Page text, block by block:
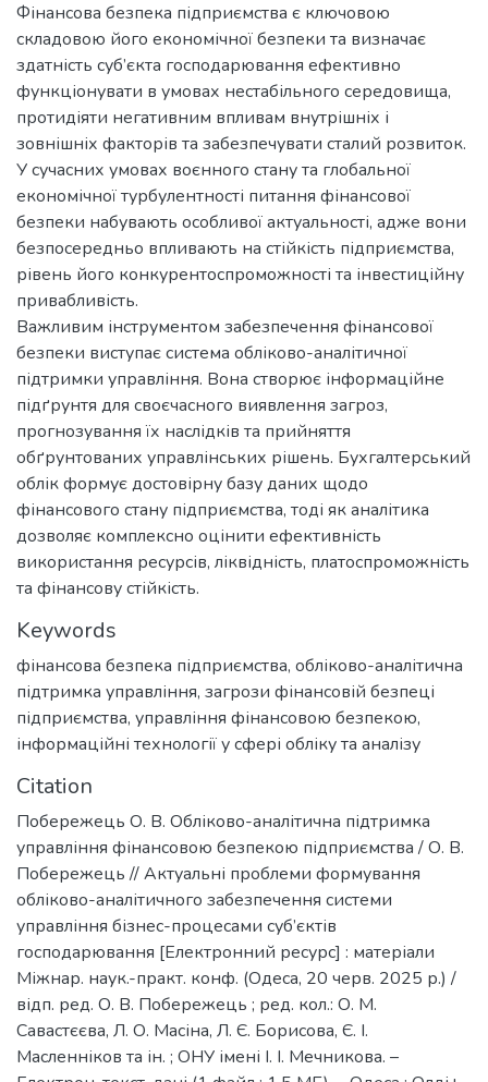
Фінансова безпека підприємства є ключовою
складовою його економічної безпеки та визначає
здатність суб’єкта господарювання ефективно
функціонувати в умовах нестабільного середовища,
протидіяти негативним впливам внутрішніх і
зовнішніх факторів та забезпечувати сталий розвиток.
У сучасних умовах воєнного стану та глобальної
економічної турбулентності питання фінансової
безпеки набувають особливої актуальності, адже вони
безпосередньо впливають на стійкість підприємства,
рівень його конкурентоспроможності та інвестиційну
привабливість.
Важливим інструментом забезпечення фінансової
безпеки виступає система обліково-аналітичної
підтримки управління. Вона створює інформаційне
підґрунтя для своєчасного виявлення загроз,
прогнозування їх наслідків та прийняття
обґрунтованих управлінських рішень. Бухгалтерський
облік формує достовірну базу даних щодо
фінансового стану підприємства, тоді як аналітика
дозволяє комплексно оцінити ефективність
використання ресурсів, ліквідність, платоспроможність
та фінансову стійкість.
Keywords
фінансова безпека підприємства, обліково-аналітична
підтримка управління, загрози фінансовій безпеці
підприємства, управління фінансовою безпекою,
інформаційні технології у сфері обліку та аналізу
Citation
Побережець О. В. Обліково-аналітична підтримка
управління фінансовою безпекою підприємства / О. В.
Побережець // Актуальні проблеми формування
обліково-аналітичного забезпечення системи
управління бізнес-процесами суб’єктів
господарювання [Електронний ресурс] : матеріали
Міжнар. наук.-практ. конф. (Одеса, 20 черв. 2025 р.) /
відп. ред. О. В. Побережець ; ред. кол.: О. М.
Савастєєва, Л. О. Масіна, Л. Є. Борисова, Є. І.
Масленніков та ін. ; ОНУ імені І. І. Мечникова. –